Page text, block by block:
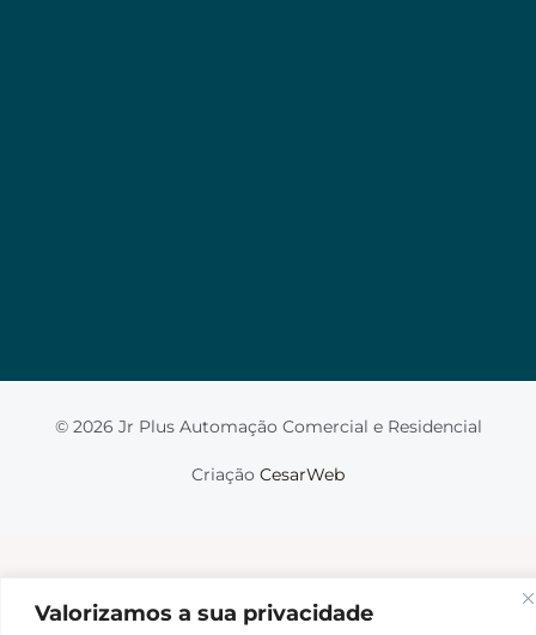
Não aceito
Aceito
© 2026 Jr Plus Automação Comercial e Residencial
Criação CesarWeb
Fale Conosco